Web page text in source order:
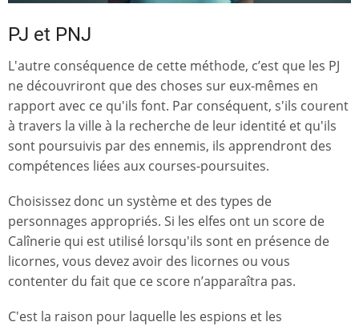
PJ et PNJ
L'autre conséquence de cette méthode, c’est que les PJ
ne découvriront que des choses sur eux-mêmes en
rapport avec ce qu'ils font. Par conséquent, s'ils courent
à travers la ville à la recherche de leur identité et qu'ils
sont poursuivis par des ennemis, ils apprendront des
compétences liées aux courses-poursuites.
Choisissez donc un système et des types de
personnages appropriés. Si les elfes ont un score de
Calînerie qui est utilisé lorsqu'ils sont en présence de
licornes, vous devez avoir des licornes ou vous
contenter du fait que ce score n’apparaîtra pas.
C'est la raison pour laquelle les espions et les